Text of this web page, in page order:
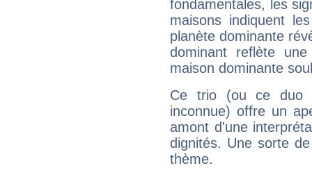
fondamentales, les
maisons indiquent
planète dominante
dominant reflète
maison dominante
Ce trio (ou ce duo
inconnue) offre un
amont d'une
dignités. Une sorte
thème.